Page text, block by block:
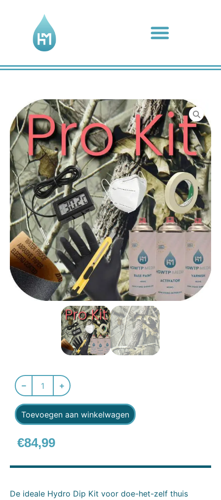
Toevoegen aan winkelwagen
€84,99
De ideale Hydro Dip Kit voor doe-het-zelf thuis